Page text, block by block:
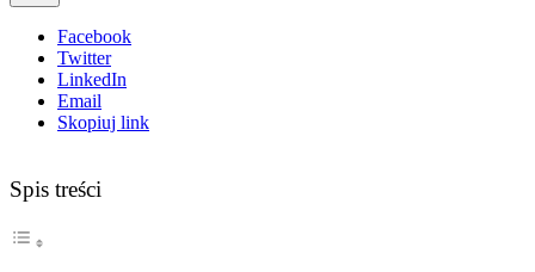
Facebook
Twitter
LinkedIn
Email
Skopiuj link
Spis treści